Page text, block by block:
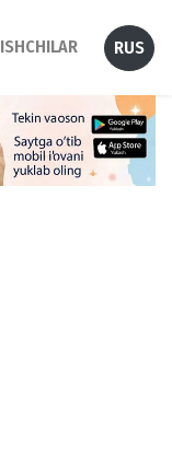
ISHCHILAR RUS